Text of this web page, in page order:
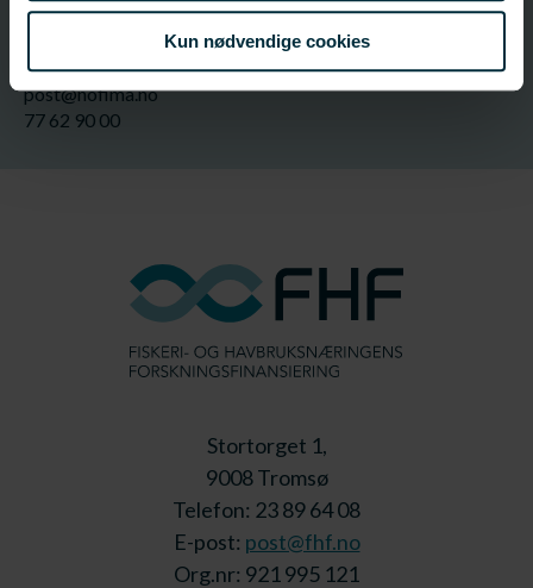
Kun nødvendige cookies
Stein Rånes (historisk tilknytning)
Forsker
post@nofima.no
77 62 90 00
Stortorget 1,
9008 Tromsø
Telefon: 23 89 64 08
E-post: post@fhf.no
Org.nr: 921 995 121